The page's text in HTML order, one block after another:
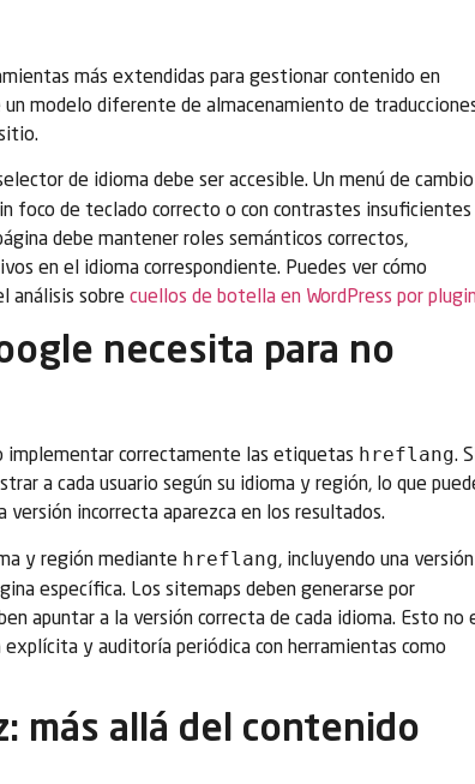
más extendidas para gestionar contenido en
un modelo diferente de almacenamiento de
de idioma debe ser accesible. Un menú de cambio
foco de teclado correcto o con contrastes insuficientes
debe mantener roles semánticos correctos,
en el idioma correspondiente. Puedes ver cómo
análisis sobre cuellos de botella en WordPress por
necesita para no
implementar correctamente las etiquetas hreflang.
a cada usuario según su idioma y región, lo que
incorrecta aparezca en los resultados.
y región mediante hreflang, incluyendo una versión
específica. Los sitemaps deben generarse por
apuntar a la versión correcta de cada idioma. Esto no
y auditoría periódica con herramientas como
más allá del contenido